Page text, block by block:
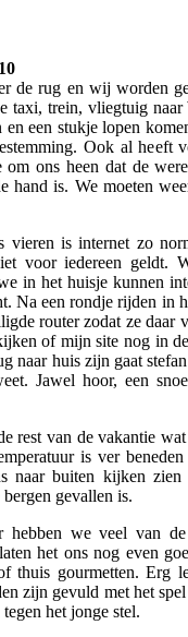
de rug en wij worden
taxi, trein, vliegtuig
en een stukje lopen
Ook al heeft
om ons heen dat de
hand is. We moeten
vieren is internet zo
voor iedereen geldt.
in het huisje kunnen
Na een rondje rijden in
router zodat ze daar
of mijn site nog in
naar huis zijn gaat
Jawel hoor, een
rest van de vakantie
is ver
naar buiten kijken
gevallen is.
hebben we veel van de
het ons nog even
thuis gourmetten. Erg
zijn gevuld met het
het jonge stel.